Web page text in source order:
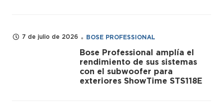
7 de julio de 2026 BOSE PROFESSIONAL
Bose Professional amplía el
rendimiento de sus sistemas
con el subwoofer para
exteriores ShowTime STS118E